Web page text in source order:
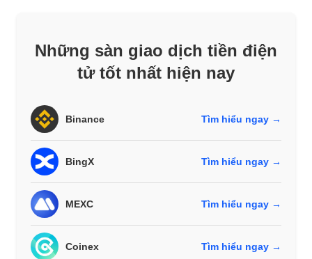
Những sàn giao dịch tiền điện
tử tốt nhất hiện nay
Binance Tìm hiểu ngay →
BingX Tìm hiểu ngay →
MEXC Tìm hiểu ngay →
Coinex Tìm hiểu ngay →